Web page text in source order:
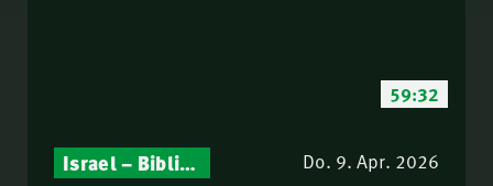
59:32
Gottesdienst-Botschaften – Jeden Sonntag neu: Aktuelle Predigten vom Mitternachtsruf
Israel – Biblische Perspektiven & aktuelle Einordnungen Do. 9. Apr. 2026